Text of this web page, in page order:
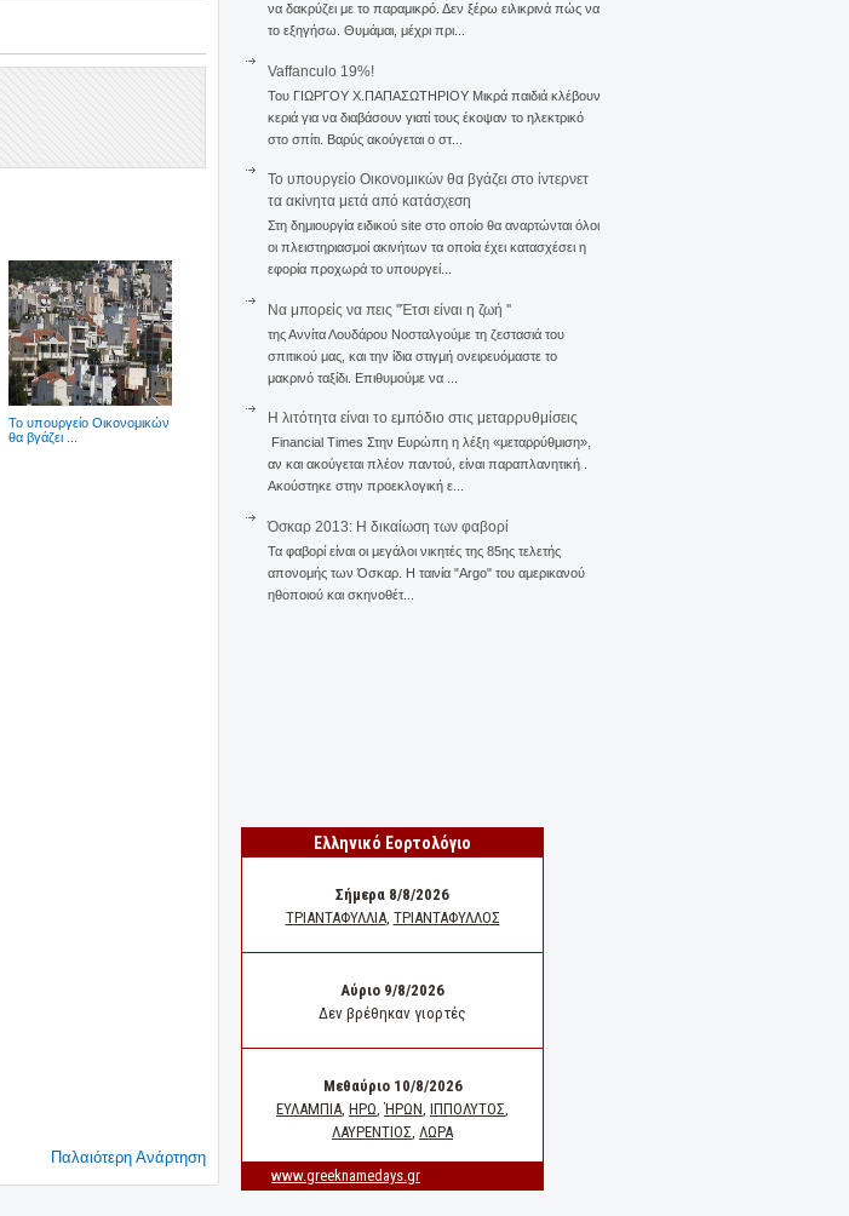
To υπουργείο Οικονομικών
θα βγάζει ...
Παλαιότερη Ανάρτηση
να δακρύζει με το παραμικρό. Δεν ξέρω ειλικρινά πώς να
το εξηγήσω. Θυμάμαι, μέχρι πρι...
Vaffanculo 19%!
Του ΓΙΩΡΓΟΥ Χ.ΠΑΠΑΣΩΤΗΡΙΟΥ Μικρά παιδιά κλέβουν
κεριά για να διαβάσουν γιατί τους έκοψαν το ηλεκτρικό
στο σπίτι. Βαρύς ακούγεται ο στ...
To υπουργείο Οικονομικών θα βγάζει στο ίντερνετ
τα ακίνητα μετά από κατάσχεση
Στη δημιουργία ειδικού site στο οποίο θα αναρτώνται όλοι
οι πλειστηριασμοί ακινήτων τα οποία έχει κατασχέσει η
εφορία προχωρά το υπουργεί...
Να μπορείς να πεις ''Έτσι είναι η ζωή ''
της Αννίτα Λουδάρου Νοσταλγούμε τη ζεστασιά του
σπιτικού μας, και την ίδια στιγμή ονειρευόμαστε το
μακρινό ταξίδι. Επιθυμούμε να ...
Η λιτότητα είναι το εμπόδιο στις μεταρρυθμίσεις
Financial Times Στην Ευρώπη η λέξη «μεταρρύθμιση»,
αν και ακούγεται πλέον παντού, είναι παραπλανητική .
Ακούστηκε στην προεκλογική ε...
Όσκαρ 2013: Η δικαίωση των φαβορί
Τα φαβορί είναι οι μεγάλοι νικητές της 85ης τελετής
απονομής των Όσκαρ. Η ταινία "Αrgo" του αμερικανού
ηθοποιού και σκηνοθέτ...